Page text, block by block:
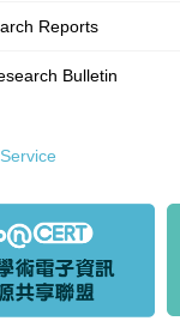
Reports
Bulletin